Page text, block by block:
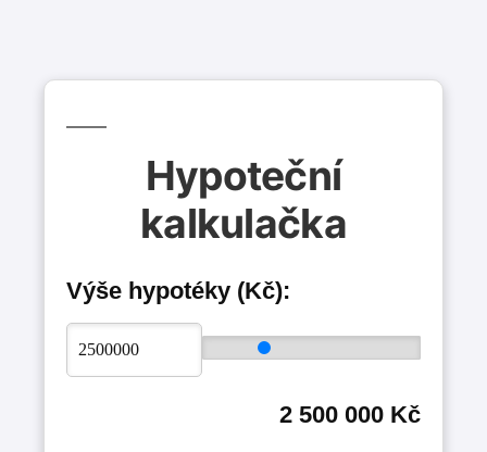
Hypoteční
kalkulačka
Výše hypotéky (Kč):
2 500 000 Kč